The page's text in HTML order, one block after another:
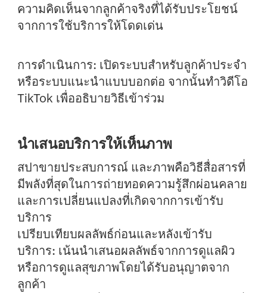
ความคิดเห็นจากลูกค้าจริงที่ได้รับประโยชน์
จากการใช้บริการให้โดดเด่น
การดำเนินการ: เปิดระบบสำหรับลูกค้าประจำ
หรือระบบแนะนำแบบบอกต่อ จากนั้นทำวิดีโอ
TikTok เพื่ออธิบายวิธีเข้าร่วม
นำเสนอบริการให้เห็นภาพ
สปาขายประสบการณ์ และภาพคือวิธีสื่อสารที่
มีพลังที่สุดในการถ่ายทอดความรู้สึกผ่อนคลาย
และการเปลี่ยนแปลงที่เกิดจากการเข้ารับ
บริการ
เปรียบเทียบผลลัพธ์ก่อนและหลังเข้ารับ
บริการ: เน้นนำเสนอผลลัพธ์จากการดูแลผิว
หรือการดูแลสุขภาพโดยได้รับอนุญาตจาก
ลูกค้า